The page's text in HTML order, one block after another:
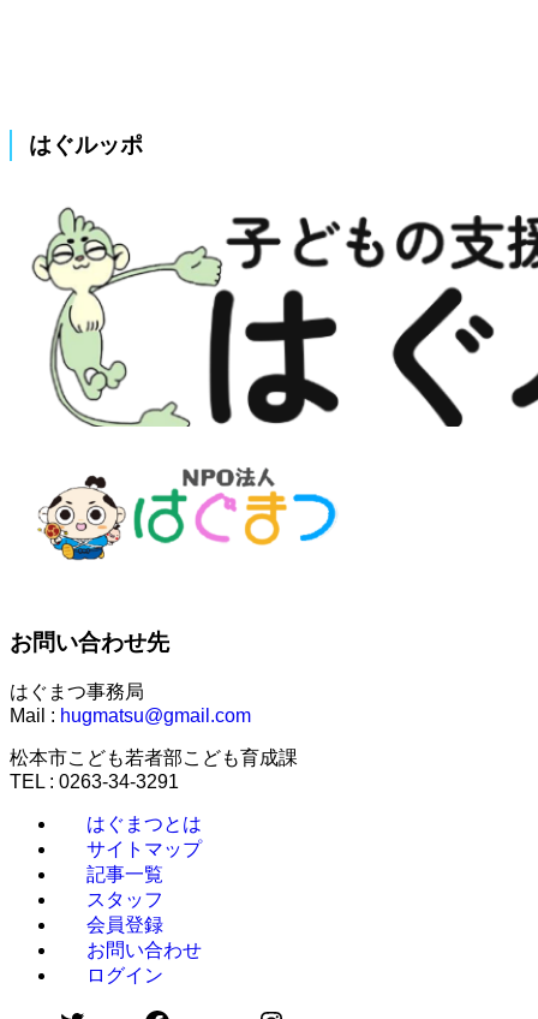
はぐルッポ
お問い合わせ先
はぐまつ事務局
Mail : hugmatsu@gmail.com
松本市こども若者部こども育成課
TEL : 0263-34-3291
はぐまつとは
サイトマップ
記事一覧
スタッフ
会員登録
お問い合わせ
ログイン